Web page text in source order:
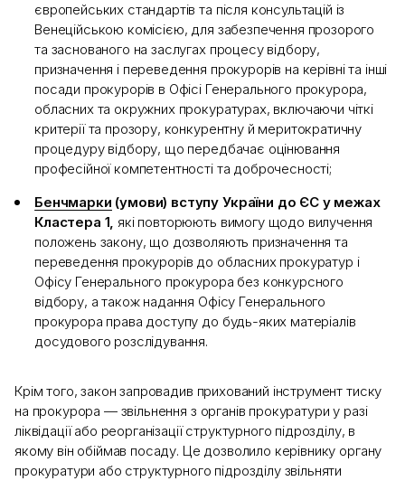
європейських стандартів та після консультацій із
Венеційською комісією, для забезпечення прозорого
та заснованого на заслугах процесу відбору,
призначення і переведення прокурорів на керівні та інші
посади прокурорів в Офісі Генерального прокурора,
обласних та окружних прокуратурах, включаючи чіткі
критерії та прозору, конкурентну й меритократичну
процедуру відбору, що передбачає оцінювання
професійної компетентності та доброчесності;
Бенчмарки (умови) вступу України до ЄС у межах
Кластера 1, які повторюють вимогу щодо вилучення
положень закону, що дозволяють призначення та
переведення прокурорів до обласних прокуратур і
Офісу Генерального прокурора без конкурсного
відбору, а також надання Офісу Генерального
прокурора права доступу до будь-яких матеріалів
досудового розслідування.
Крім того, закон запровадив прихований інструмент тиску
на прокурора — звільнення з органів прокуратури у разі
ліквідації або реорганізації структурного підрозділу, в
якому він обіймав посаду. Це дозволило керівнику органу
прокуратури або структурного підрозділу звільняти